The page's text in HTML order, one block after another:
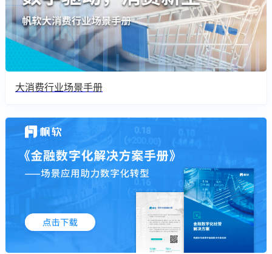
大消费行业场景手册